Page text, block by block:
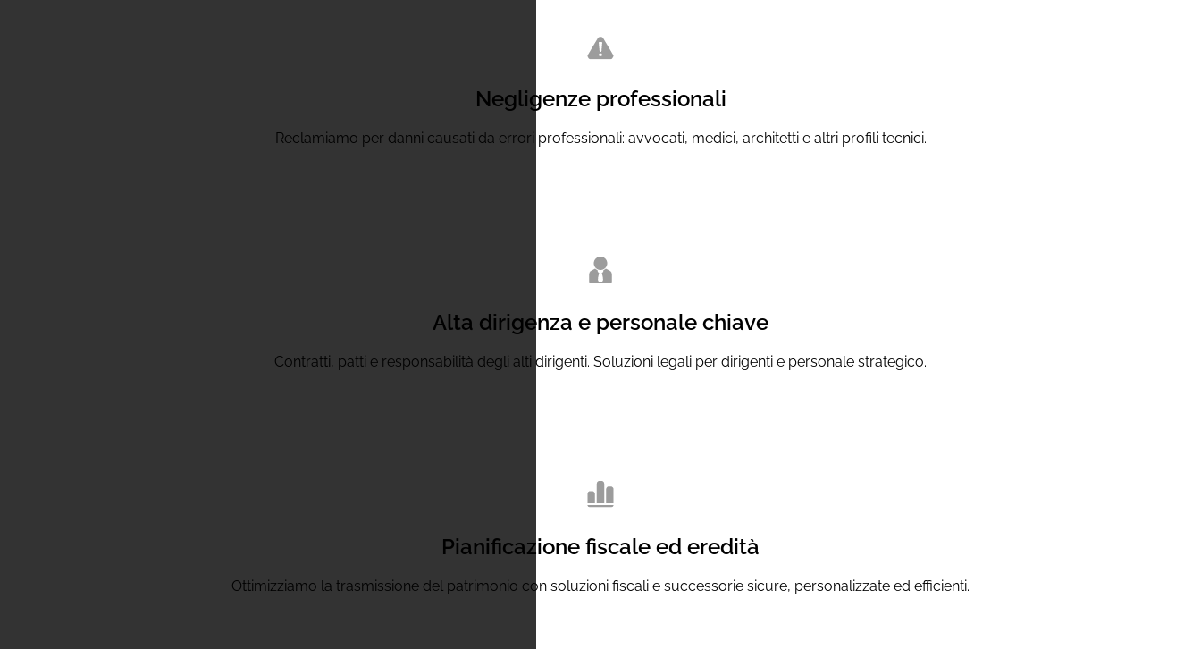
Negligenze professionali
Reclamiamo per danni causati da errori professionali: avvocati, medici, architetti e altri profili tecnici.
Alta dirigenza e personale chiave
Contratti, patti e responsabilità degli alti dirigenti. Soluzioni legali per dirigenti e personale strategico.
Pianificazione fiscale ed eredità
Ottimizziamo la trasmissione del patrimonio con soluzioni fiscali e successorie sicure, personalizzate ed efficienti.